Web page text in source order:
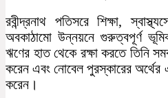
রবীন্দ্রনাথ পতিসরে শিক্ষা,
অবকাঠামো উন্নয়নে গুরুত্বপূর্ণ
ঋণের হাত থেকে রক্ষা করতে তিনি
করেন এবং নোবেল পুরস্কারের অর্থের
করেন।